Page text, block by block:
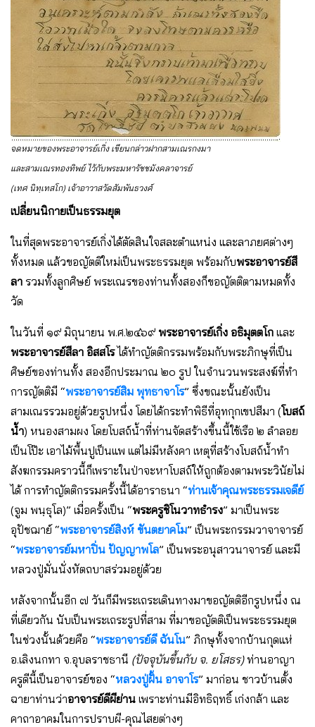
จดหมายของพระอาจารย์เกิ่ง เขียนกล่าวฝากสามเณรกงมา
และสามเณรทองทิพย์ ไว้กับพระมหารัชชมังคลาจารย์
(เทศ นิทฺเทสโก) เจ้าอาวาสวัดสัมพันธวงศ์
เปลี่ยนนิกายเป็นธรรมยุต
ในที่สุดพระอาจารย์เกิ่งได้ตัดสินใจสละตําแหน่ง และลาภยศต่างๆ
ทั้งหมด แล้วขอญัตติใหม่เป็นพระธรรมยุต พร้อมกับพระอาจารย์สี
ลา รวมทั้งลูกศิษย์ พระเณรของท่านทั้งสองก็ขอญัตติตามหมดทั้ง
วัด
ในวันที่ ๑๙ มิถุนายน พ.ศ.๒๔๖๙ พระอาจารย์เกิ่ง อธิมุตตโก และ
พระอาจารย์สีลา อิสสโรได้ทําญัตติกรรมพร้อมกับพระภิกษุที่เป็น
ศิษย์ของท่านทั้ง สองอีกประมาณ ๒๐ รูป ในจํานวนพระสงฆ์ที่ทํา
การญัตติมี “พระอาจารย์สิม พุทธาจาโร” ซึ่งขณะนั้นยังเป็น
สามเณรรวมอยู่ด้วยรูปหนึ่ง โดยได้กระทําพิธีที่อุทกุกเขปสีมา (โบสถ์
น้ํา) หนองสามผง โดยโบสถ์น้ําที่ท่านจัดสร้างขึ้นนี้ใช้เรือ ๒ ลําลอย
เป็นโป๊ะ เอาไม้พื้นปูเป็นแพ แต่ไม่มีหลังคา เหตุที่สร้างโบสถ์น้ําทํา
สังฆกรรมคราวนี้ก็เพราะในป่าจะหาโบสถ์ให้ถูกต้องตามพระวินัยไม่
ได้ การทําญัตติกรรมครั้งนี้ได้อาราธนา “ท่านเจ้าคุณพระธรรมเจดีย์
(จูม พนฺธุโล)” เมื่อครั้งเป็น “พระครูชิโนวาทธํารง” มาเป็นพระ
อุปัชฌาย์ “พระอาจารย์สิงห์ ขันตยาคโม” เป็นพระกรรมวาจาจารย์
“พระอาจารย์มหาปิ่น ปัญญาพโล” เป็นพระอนุสาวนาจารย์ และมี
หลวงปู่มั่นนั่งหัตถบาสร่วมอยู่ด้วย
หลังจากนั้นอีก ๗ วันก็มีพระเถระเดินทางมาขอญัตติอีกรูปหนึ่ง ณ
ที่เดียวกัน นับเป็นพระเถระรูปที่สาม ที่มาขอญัตติเป็นพระธรรมยุต
ในช่วงนั้นด้วยคือ “พระอาจารย์ดี ฉันโน” ภิกษุทั้งจากบ้านกุดแห่
อ.เลิงนกทา จ.อุบลราชธานี (ปัจจุบันขึ้นกับ จ. ยโสธร)ท่านอาญา
ครูดีนี้เป็นอาจารย์ของ “หลวงปู่ฝั้น อาจาโร” มาก่อน ชาวบ้านตั้ง
ฉายาท่านว่าอาจารย์ดีผีย่าน เพราะท่านมีอิทธิฤทธิ์ เก่งกล้า และ
คาถาอาคมในการปราบผี-คุณไสยต่างๆ